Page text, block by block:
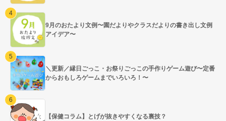
9月のおたより文例〜園だよりやクラスだよりの書き出し文例
アイデア〜
＼更新／縁日ごっこ・お祭りごっこの手作りゲーム遊び〜定番
からおもしろゲームまでいろいろ！〜
【保健コラム】とげが抜きやすくなる裏技？